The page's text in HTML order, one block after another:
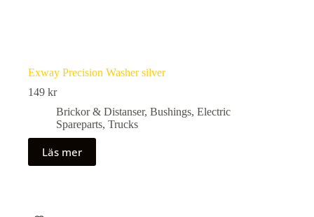
Exway Precision Washer silver
149 kr
Brickor & Distanser, Bushings, Electric
Spareparts, Trucks
Läs mer